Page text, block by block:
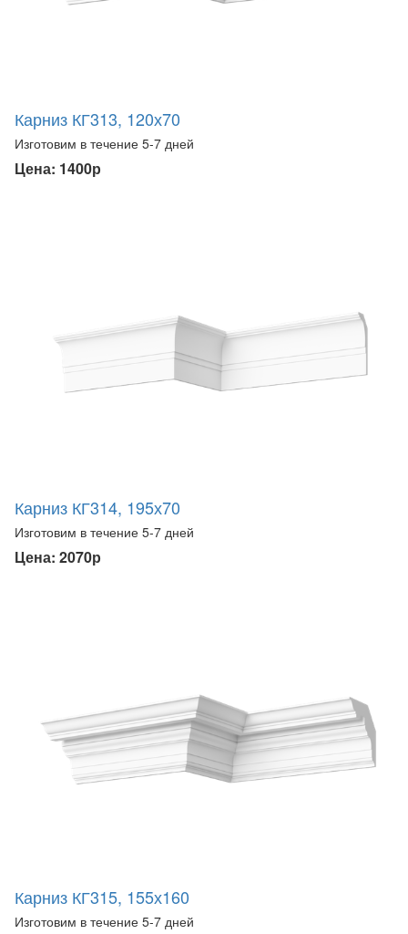
Карниз КГ313, 120х70
Изготовим в течение 5-7 дней
Цена: 1400р
Карниз КГ314, 195х70
Изготовим в течение 5-7 дней
Цена: 2070р
Карниз КГ315, 155х160
Изготовим в течение 5-7 дней